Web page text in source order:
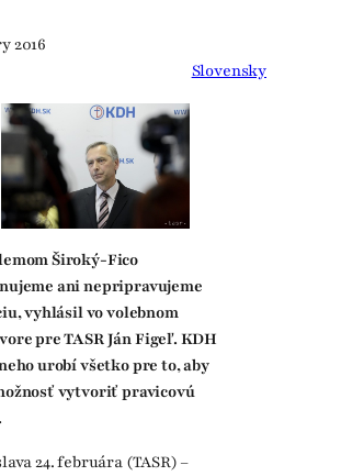
2016
Slovensky
Široký-Fico
ani nepripravujeme
vyhlásil vo volebnom
pre TASR Ján Figeľ. KDH
urobí všetko pre to, aby
vytvoriť pravicovú
24. februára (TASR) –